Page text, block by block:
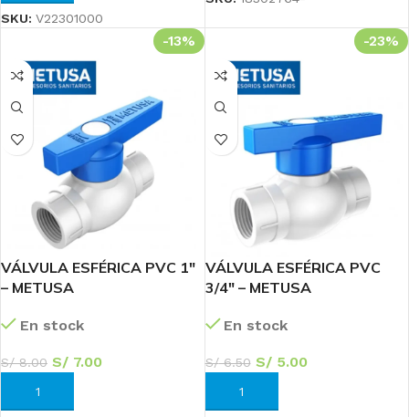
SKU: V22301000
-13%
VÁLVULA ESFÉRICA PVC 1″
– METUSA
En stock
S/8.00 S/ 7.00
AÑADIR AL CARRITO
-23%
VÁLVULA ESFÉRICA PVC
3/4″ – METUSA
En stock
S/6.50 S/5.00
AÑADIR AL CARRITO